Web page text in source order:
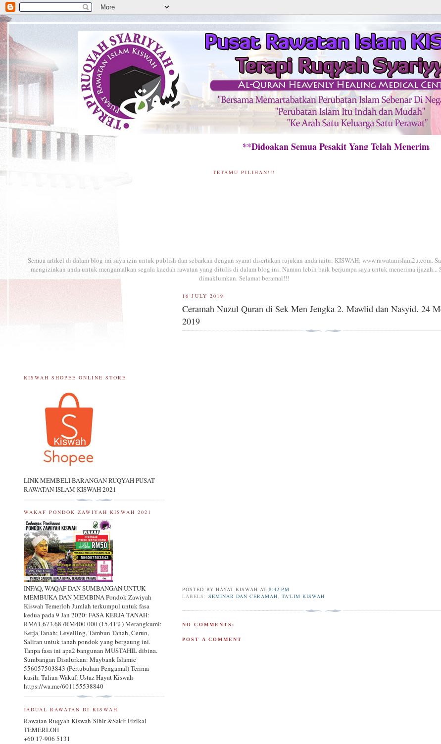
**Didoakan Semua Pesakit Yang Telah Menerima
TETAMU PILIHAN!!!
Semua artikel di dalam blog ini saya izin untuk publish dan sebarkan dengan syarat disertakan rujukan anda iaitu: KISWAH; www.rawatanislam2u.com.
mengizinkan anda untuk mengamalkan segala kaedah rawatan yang ditulis di dalam blog ini. Namun lebih baik berjumpa saya untuk menerima ijazah...
dimaklumkan. Selamat beramal!!!
16 JULY 2019
Ceramah Nuzul Quran di Sek Men Jengka 2. Mawlid dan Nasyid. 24
2019
POSTED BY HAYAT KISWAH AT 8:42 PM
LABELS: SEMINAR DAN CERAMAH, TA'LIM KISWAH
NO COMMENTS:
POST A COMMENT
KISWAH SHOPEE ONLINE STORE
LINK MEMBELI BARANGAN RUQYAH PUSAT
RAWATAN ISLAM KISWAH 2021
WAKAF PONDOK ZAWIYAH KISWAH 2021
INFAQ, WAQAF DAN SUMBANGAN UNTUK
MEMBUKA DAN MEMBINA Pondok Zawiyah
Kiswah Temerloh Jumlah terkumpul untuk fasa
kedua pada 9 Jan 2020: FASA KERJA TANAH:
RM61,673.68 /RM400 000 (15.41%) Merangkumi:
Kerja Tanah: Levelling, Tambun Tanah, Cerun,
Saliran untuk tanah pondok yang bergaung ini.
Tanpa fasa ini apa2 bangunan MUSTAHIL dibina.
Sumbangan Disalurkan: Maybank Islamic
556057503843 (Pertubuhan Pengamal) Terima
kasih. Talian Wakaf: Ustaz Hayat Kiswah
https://wa.me/601155538840
JADUAL RAWATAN DI KISWAH
Rawatan Ruqyah Kiswah-Sihir &Sakit Fizikal
TEMERLOH
+60 17-906 5131